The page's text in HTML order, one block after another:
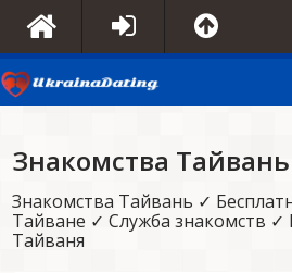
Знакомства Тайвань
Знакомства Тайвань ✓
Тайване ✓ Служба знакомств
Тайваня